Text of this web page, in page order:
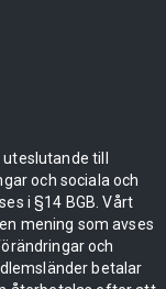
till
och sociala och
i §14 BGB. Vårt
mening som avses
och
betalar